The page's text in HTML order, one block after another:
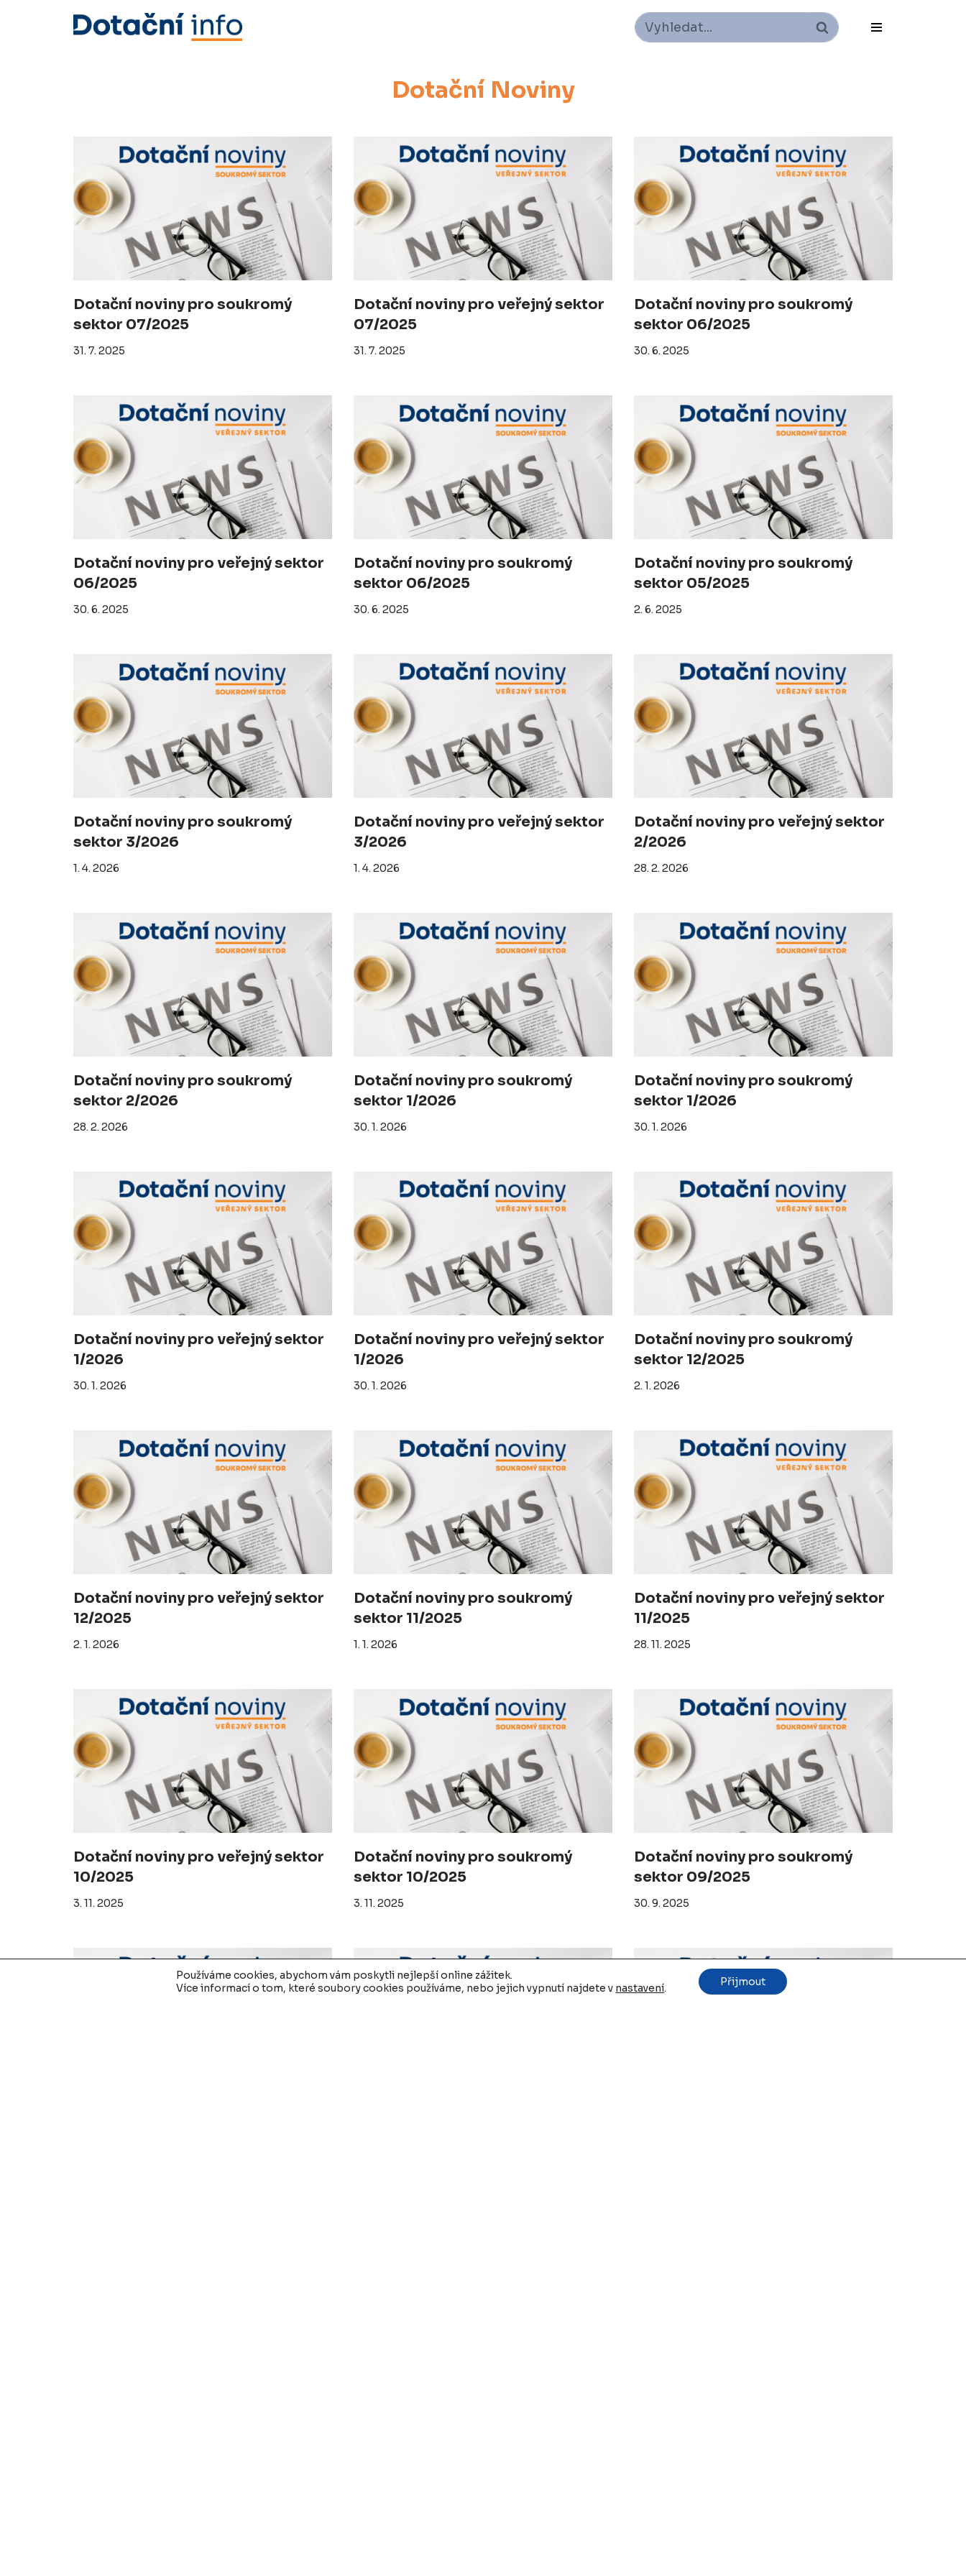
Dotační Noviny
Dotační noviny pro soukromý
sektor 07/2025
31. 7. 2025
Dotační noviny pro veřejný sektor
07/2025
31. 7. 2025
Dotační noviny pro soukromý
sektor 06/2025
30. 6. 2025
Dotační noviny pro veřejný sektor
06/2025
30. 6. 2025
Dotační noviny pro soukromý
sektor 06/2025
30. 6. 2025
Dotační noviny pro soukromý
sektor 05/2025
2. 6. 2025
Dotační noviny pro soukromý
sektor 3/2026
1. 4. 2026
Dotační noviny pro veřejný sektor
3/2026
1. 4. 2026
Dotační noviny pro veřejný sektor
2/2026
28. 2. 2026
Dotační noviny pro soukromý
sektor 2/2026
28. 2. 2026
Dotační noviny pro soukromý
sektor 1/2026
30. 1. 2026
Dotační noviny pro soukromý
sektor 1/2026
30. 1. 2026
Dotační noviny pro veřejný sektor
1/2026
30. 1. 2026
Dotační noviny pro veřejný sektor
1/2026
30. 1. 2026
Dotační noviny pro soukromý
sektor 12/2025
2. 1. 2026
Dotační noviny pro veřejný sektor
12/2025
2. 1. 2026
Dotační noviny pro soukromý
sektor 11/2025
1. 1. 2026
Dotační noviny pro veřejný sektor
11/2025
28. 11. 2025
Dotační noviny pro veřejný sektor
10/2025
3. 11. 2025
Dotační noviny pro soukromý
sektor 10/2025
3. 11. 2025
Dotační noviny pro soukromý
sektor 09/2025
30. 9. 2025
Používáme cookies, abychom vám poskytli nejlepší online zážitek.
Více informací o tom, které soubory cookies používáme, nebo jejich vypnutí najdete v nastavení. Přijmout